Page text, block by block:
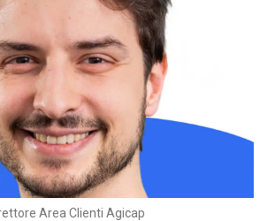
Area Clienti Agicap